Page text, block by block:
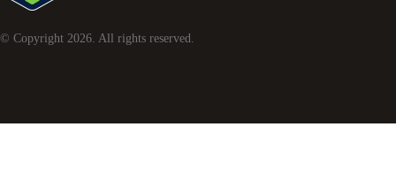
© Copyright 2026. All rights reserved.